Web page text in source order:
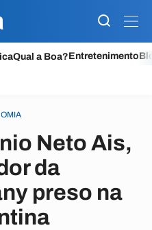
Qual a Boa?Entretenimento
Neto Ais,
da
preso na